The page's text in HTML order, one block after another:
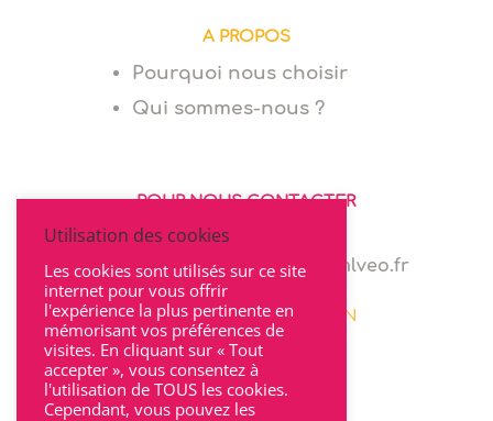
A PROPOS
Pourquoi nous choisir
Qui sommes-nous ?
POUR NOUS CONTACTER
06 64 94 03 68
marie.levionnois@cabinet-mlveo.fr
22 rue Seguin 69002 LYON
Utilisation des cookies
Les cookies sont utilisés sur ce site
internet pour vous offrir
l'expérience la plus pertinente en
mémorisant vos préférences de
visites. En cliquant sur « Tout
accepter », vous consentez à
l'utilisation de TOUS les cookies.
Cependant, vous pouvez les